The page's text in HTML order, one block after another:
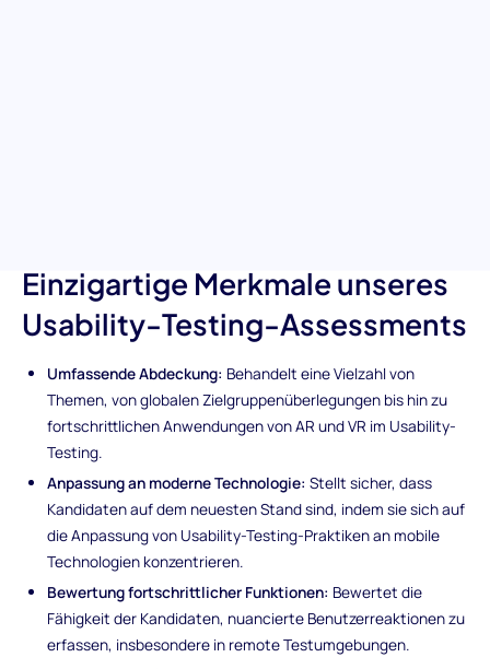
Einzigartige Merkmale unseres
Usability-Testing-Assessments
Umfassende Abdeckung: Behandelt eine Vielzahl von
Themen, von globalen Zielgruppenüberlegungen bis hin zu
fortschrittlichen Anwendungen von AR und VR im Usability-
Testing.
Anpassung an moderne Technologie: Stellt sicher, dass
Kandidaten auf dem neuesten Stand sind, indem sie sich auf
die Anpassung von Usability-Testing-Praktiken an mobile
Technologien konzentrieren.
Bewertung fortschrittlicher Funktionen: Bewertet die
Fähigkeit der Kandidaten, nuancierte Benutzerreaktionen zu
erfassen, insbesondere in remote Testumgebungen.